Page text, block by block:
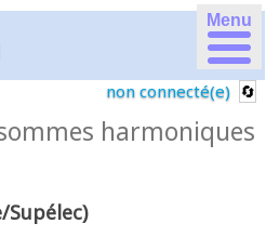
Menu
non connecté(e)
harmoniques
Supélec)